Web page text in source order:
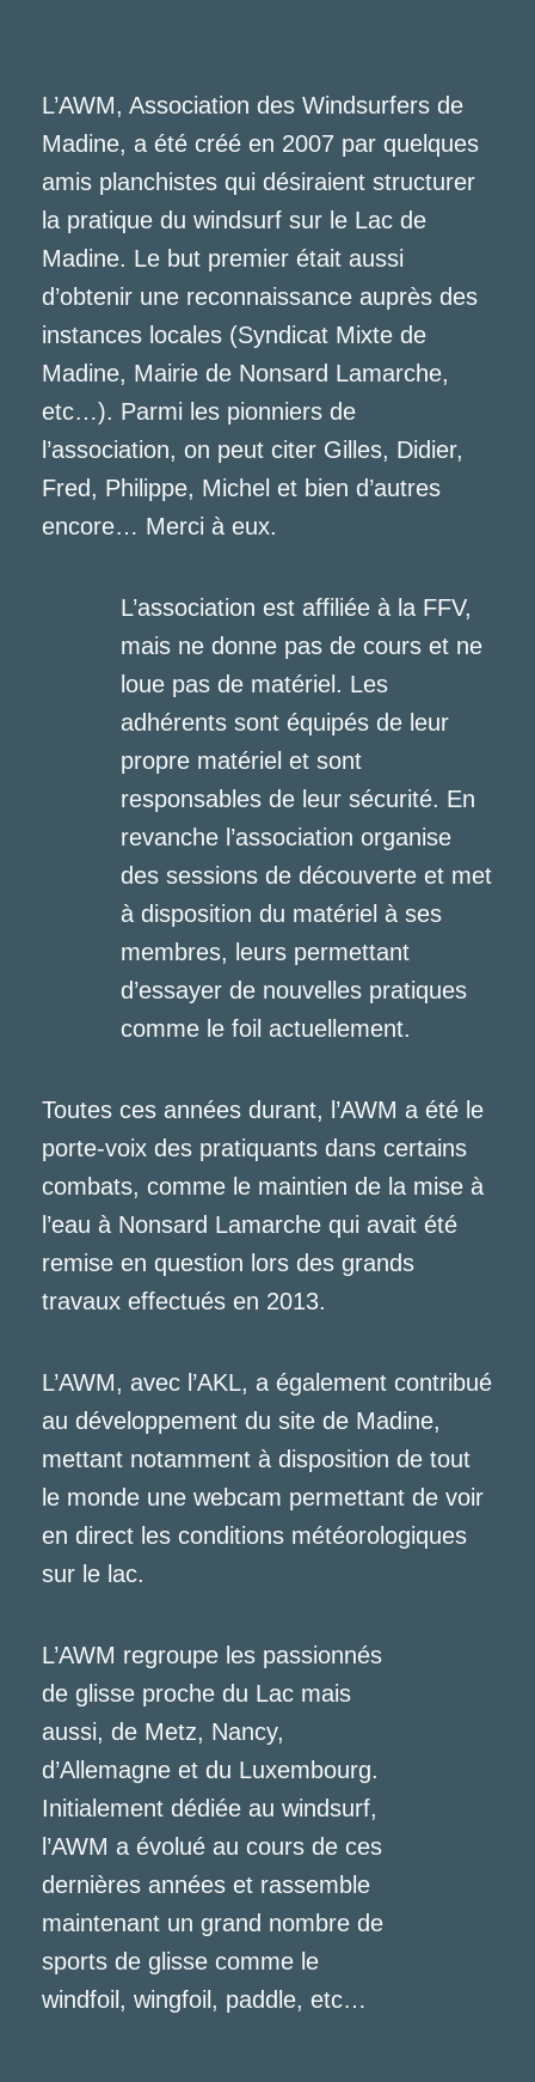
L’AWM, Association des Windsurfers de
Madine, a été créé en 2007 par quelques
amis planchistes qui désiraient structurer
la pratique du windsurf sur le Lac de
Madine. Le but premier était aussi
d’obtenir une reconnaissance auprès des
instances locales (Syndicat Mixte de
Madine, Mairie de Nonsard Lamarche,
etc…). Parmi les pionniers de
l’association, on peut citer Gilles, Didier,
Fred, Philippe, Michel et bien d’autres
encore… Merci à eux.
L’association est affiliée à la FFV,
mais ne donne pas de cours et ne
loue pas de matériel. Les
adhérents sont équipés de leur
propre matériel et sont
responsables de leur sécurité. En
revanche l’association organise
des sessions de découverte et met
à disposition du matériel à ses
membres, leurs permettant
d’essayer de nouvelles pratiques
comme le foil actuellement.
Toutes ces années durant, l’AWM a été le
porte-voix des pratiquants dans certains
combats, comme le maintien de la mise à
l’eau à Nonsard Lamarche qui avait été
remise en question lors des grands
travaux effectués en 2013.
L’AWM, avec l’AKL, a également contribué
au développement du site de Madine,
mettant notamment à disposition de tout
le monde une webcam permettant de voir
en direct les conditions météorologiques
sur le lac.
L’AWM regroupe les passionnés
de glisse proche du Lac mais
aussi, de Metz, Nancy,
d’Allemagne et du Luxembourg.
Initialement dédiée au windsurf,
l’AWM a évolué au cours de ces
dernières années et rassemble
maintenant un grand nombre de
sports de glisse comme le
windfoil, wingfoil, paddle, etc…